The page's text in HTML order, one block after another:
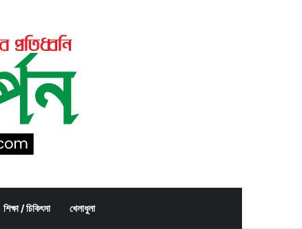
শিক্ষা / চিকিৎসা খেলাধুলা